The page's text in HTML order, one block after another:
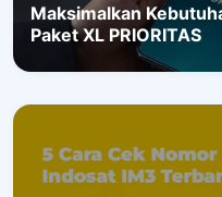
Maksimalkan
Paket XL PRIORITAS